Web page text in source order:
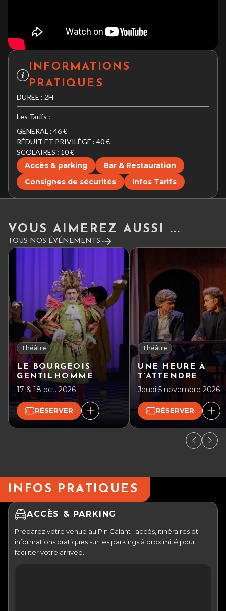
INFORMATIONS
PRATIQUES
DURÉE : 2H
Les Tarifs :
GÉNÉRAL : 46 €
RÉDUIT ET PRIVILÈGE : 40 €
SCOLAIRES : 10 €
Accès & parking
Bar & Restauration
Consignes de sécurités
Infos Tarifs
VOUS AIMEREZ AUSSI ...
TOUS NOS ÉVÉNEMENTS
Théâtre
LE BOURGEOIS
GENTILHOMME
17 & 18 oct. 2026
RÉSERVER
Théâtre
UNE HEURE À
T’ATTENDRE
Jeudi 5 novembre 2026
RÉSERVER
INFOS PRATIQUES
ACCÈS & PARKING
Préparez votre venue au Pin Galant : accès, itinéraires et
informations pratiques sur les parkings à proximité pour
faciliter votre arrivée.